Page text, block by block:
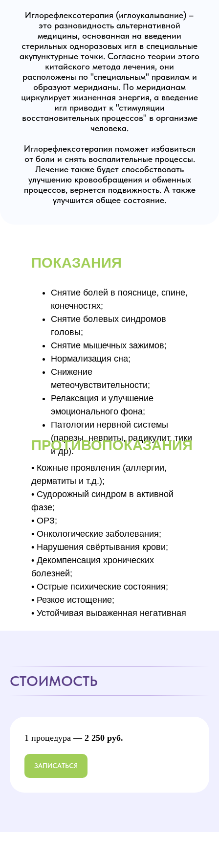
Иглорефлексотерапия (иглоукалывание) –
это разновидность альтернативной
медицины, основанная на введении
стерильных одноразовых игл в специальные
акупунктурные точки. Согласно теории этого
китайского метода лечения, они
расположены по "специальным" правилам и
образуют меридианы. По меридианам
циркулирует жизненная энергия, а введение
игл приводит к "стимуляции
восстановительных процессов" в организме
человека.
Иглорефлексотерапия поможет избавиться
от боли и снять воспалительные процессы.
Лечение также будет способствовать
улучшению кровообращения и обменных
процессов, вернется подвижность. А также
улучшится общее состояние.
ПОКАЗАНИЯ
Снятие болей в пояснице, спине,
конечностях;
Снятие болевых синдромов
головы;
Снятие мышечных зажимов;
⁠Нормализация сна;
Снижение
метеочувствительности;
Релаксация и улучшение
эмоционального фона;
Патологии нервной системы
(парезы, невриты, радикулит, тики
и др).
ПРОТИВОПОКАЗАНИЯ
•⁠ ⁠Кожные проявления (аллергии,
дерматиты и т.д.);
•⁠ ⁠Судорожный синдром в активной
фазе;
•⁠ ⁠⁠ОРЗ;
•⁠ ⁠Онкологические заболевания;
•⁠ ⁠Нарушения свёртывания крови;
•⁠ ⁠Декомпенсация хронических
болезней;
•⁠ ⁠Острые психические состояния;
•⁠ ⁠Резкое истощение;
•⁠ ⁠Устойчивая выраженная негативная
СТОИМОСТЬ
1 процедура —2 250 руб.
ЗАПИСАТЬСЯ